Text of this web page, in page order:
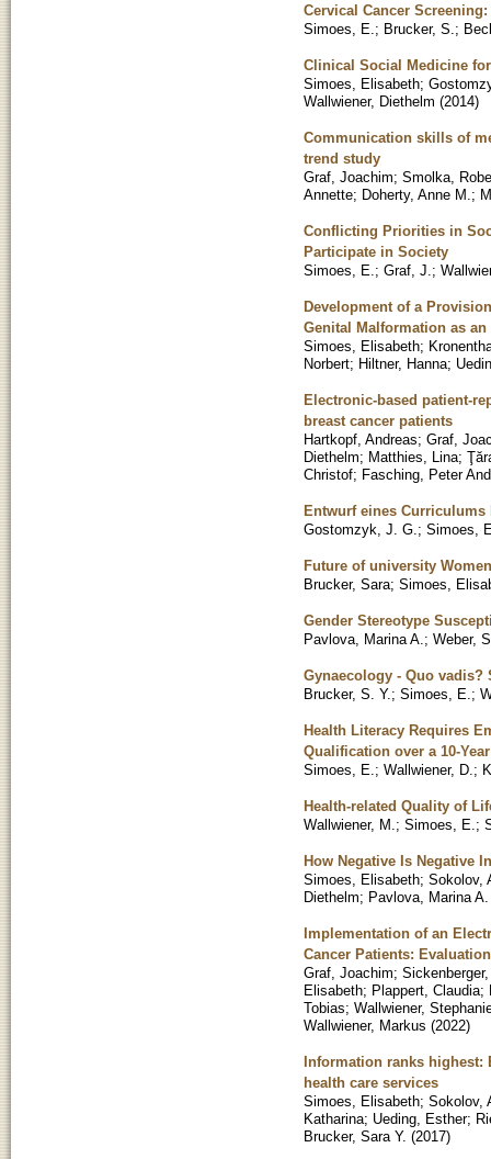
Cervical Cancer
Simoes, E. ; Brucker, S. ;
Clinical Social Medicine
Simoes, Elisabeth;
Wallwiener, Diethelm (2014)
Communication skills of
trend study
Graf, Joachim; Smolka,
Annette; Doherty, Anne M. ;
Conflicting Priorities in
Participate in Society
Simoes, E. ; Graf, J. ;
Development of a
Genital Malformation as
Simoes, Elisabeth;
Norbert; Hiltner, Hanna;
Electronic-based patient-
breast cancer patients
Hartkopf, Andreas; Graf,
Diethelm; Matthies, Lina;
Christof; Fasching, Peter
Entwurf eines
Gostomzyk, J. G. ; Simoes,
Future of university
Brucker, Sara; Simoes,
Gender Stereotype
Pavlova, Marina A. ; Weber,
Gynaecology - Quo
Brucker, S. Y. ; Simoes, E. ;
Health Literacy Requires
Qualification over a 10-
Simoes, E. ; Wallwiener, D. ;
Health-related Quality of
Wallwiener, M. ; Simoes, E. ;
How Negative Is Negative
Simoes, Elisabeth; Sokolov,
Diethelm; Pavlova, Marina A.
Implementation of an
Cancer Patients:
Graf, Joachim;
Elisabeth; Plappert, Claudia;
Tobias; Wallwiener,
Wallwiener, Markus (2022)
Information ranks highest:
health care services
Simoes, Elisabeth; Sokolov,
Katharina; Ueding, Esther;
Brucker, Sara Y. (2017)